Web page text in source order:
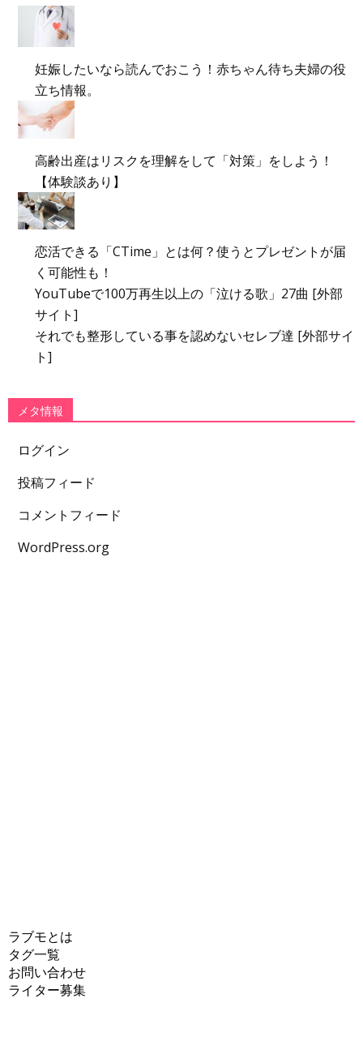
妊娠したいなら読んでおこう！赤ちゃん待ち夫婦の役
立ち情報。
高齢出産はリスクを理解をして「対策」をしよう！
【体験談あり】
恋活できる「CTime」とは何？使うとプレゼントが届
く可能性も！
YouTubeで100万再生以上の「泣ける歌」27曲 [外部
サイト]
それでも整形している事を認めないセレブ達 [外部サイ
ト]
メタ情報
ログイン
投稿フィード
コメントフィード
WordPress.org
ラブモとは
タグ一覧
お問い合わせ
ライター募集